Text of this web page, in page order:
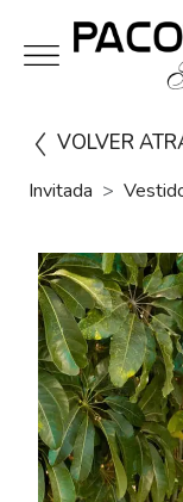
VOLVER
Invitada